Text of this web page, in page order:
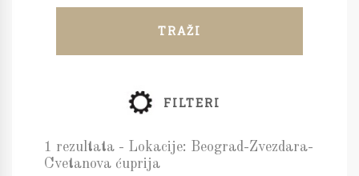
TRAŽI
FILTERI
1 rezultata - Lokacije: Beograd-Zvezdara-
Cvetanova ćuprija